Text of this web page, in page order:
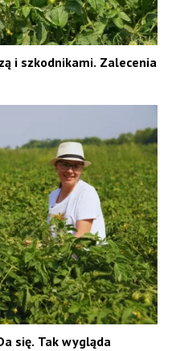
i szkodnikami. Zalecenia
się. Tak wygląda